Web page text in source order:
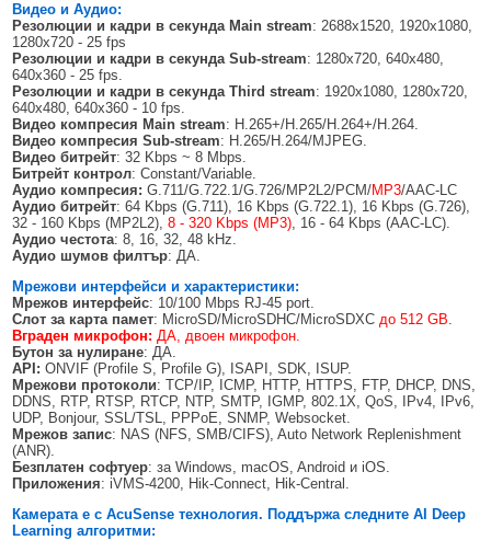
Видео и Аудио:
Резолюции и кадри в секунда Main stream: 2688x1520, 1920x1080,
1280х720 - 25 fps
Резолюции и кадри в секундаSub-stream: 1280x720, 640x480,
640x360 - 25 fps.
Резолюции и кадри в секундаThird stream: 1920x1080, 1280x720,
640x480, 640x360 - 10 fps.
Видео компресия Main stream: H.265+/H.265/H.264+/H.264.
Видео компресияSub-stream: H.265/H.264/MJPEG.
Видео битрейт: 32 Kbps ~ 8 Mbps.
Битрейт контрол: Constant/Variable.
Аудио компресия: G.711/G.722.1/G.726/MP2L2/PCM/MP3/AAC-LC
Аудио битрейт: 64 Kbps (G.711), 16 Kbps (G.722.1), 16 Kbps (G.726),
32 - 160 Kbps (MP2L2),8 - 320 Kbps (MP3), 16 - 64 Kbps (AAC-LC).
Аудио честота: 8, 16, 32, 48 kHz.
Аудио шумов филтър: ДА.
Мрежови интерфейси и характеристики:
Мрежов интерфейс: 10/100 Mbps RJ-45 port.
Слот за карта памет: MicroSD/MicroSDHC/MicroSDXCдо 512 GB.
Вграден микрофон: ДА, двоен микрофон.
Бутон за нулиране: ДА.
API: ONVIF (Profile S, Profile G), ISAPI, SDK, ISUP.
Мрежови протоколи: TCP/IP, ICMP, HTTP, HTTPS, FTP, DHCP, DNS,
DDNS, RTP, RTSP, RTCP, NTP, SMTP, IGMP, 802.1X, QoS, IPv4, IPv6,
UDP, Bonjour, SSL/TSL, PPPoE, SNMP, Websocket.
Мрежов запис: NAS (NFS, SMB/CIFS), Auto Network Replenishment
(ANR).
Безплатен софтуер: за Windows, macOS, Android и iOS.
Приложения: iVMS-4200, Hik-Connect, Hik-Central.
Камерата е с AcuSense технология. Поддържа следните AI
Deep
Learning алгоритми: